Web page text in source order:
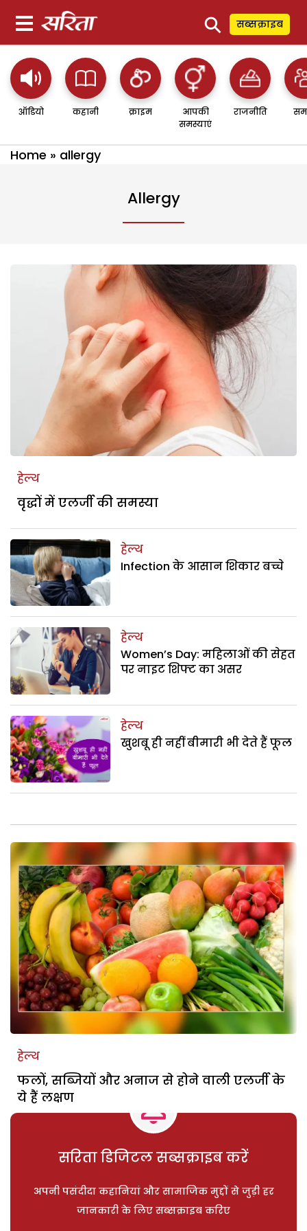
⚲ सब्सक्राइब
ऑडियो कहानी क्राइम
आपकी
समस्याएं
राजनीति
Home » allergy
Allergy
हेल्थ
वृद्धों में एलर्जी की समस्या
हेल्थ
Infection के आसान शिकार बच्चे
हेल्थ
Women’s Day: महिलाओं की सेहत
पर नाइट शिफ्ट का असर
हेल्थ
खुशबू ही नहीं बीमारी भी देते हैं फूल
हेल्थ
फलों, सब्जियों और अनाज से होने वाली एलर्जी के
ये हैं लक्षण
सरिता डिजिटल सब्सक्राइब करें
अपनी पसंदीदा कहानियां और सामाजिक मुद्दों से जुड़ी हर
जानकारी के लिए सब्सक्राइब करिए